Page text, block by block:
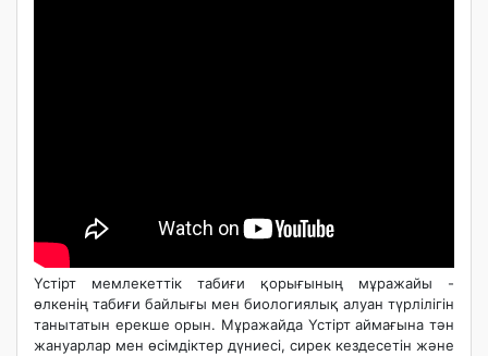
Үстірт мемлекеттік табиғи қорығының мұражайы -
өлкенің табиғи байлығы мен биологиялық алуан түрлілігін
танытатын ерекше орын. Мұражайда Үстірт аймағына тән
жануарлар мен өсімдіктер дүниесі, сирек кездесетін және